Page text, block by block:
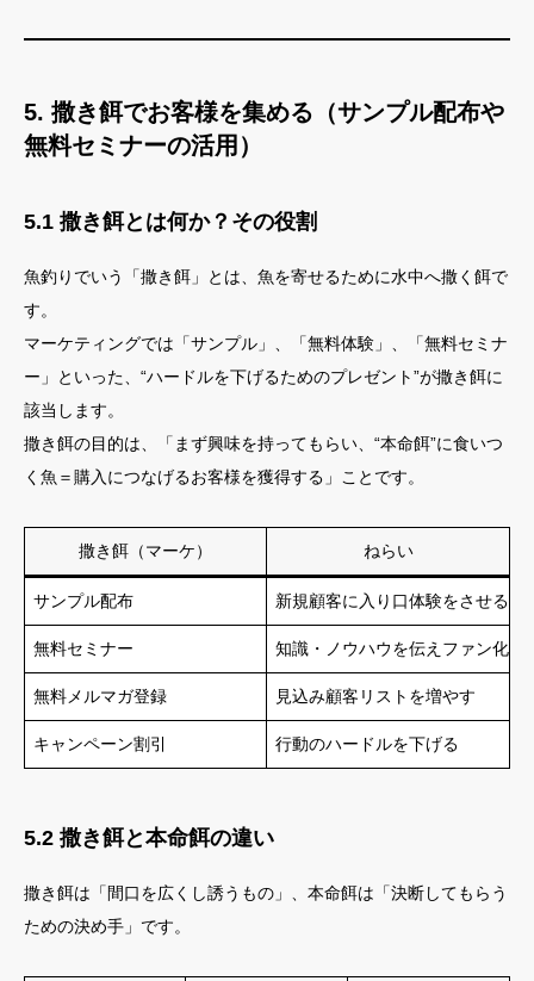
5. 撒き餌でお客様を集める（サンプル配布や
無料セミナーの活用）
5.1 撒き餌とは何か？その役割
魚釣りでいう「撒き餌」とは、魚を寄せるために水中へ撒く餌で
す。
マーケティングでは「サンプル」、「無料体験」、「無料セミナ
ー」といった、“ハードルを下げるためのプレゼント”が撒き餌に
該当します。
撒き餌の目的は、「まず興味を持ってもらい、“本命餌”に食いつ
く魚＝購入につなげるお客様を獲得する」ことです。
撒き餌（マーケ） ねらい
サンプル配布 新規顧客に入り口体験をさせる
無料セミナー 知識・ノウハウを伝えファン化
無料メルマガ登録 見込み顧客リストを増やす
キャンペーン割引 行動のハードルを下げる
5.2 撒き餌と本命餌の違い
撒き餌は「間口を広くし誘うもの」、本命餌は「決断してもらう
ための決め手」です。